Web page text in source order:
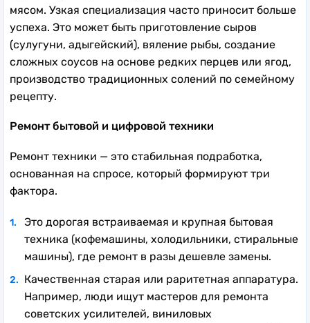
мясом. Узкая специализация часто приносит больше
успеха. Это может быть приготовление сыров
(сулугуни, адыгейский), вяление рыбы, создание
сложных соусов на основе редких перцев или ягод,
производство традиционных солений по семейному
рецепту.
Ремонт бытовой и цифровой техники
Ремонт техники — это стабильная подработка,
основанная на спросе, который формируют три
фактора.
Это дорогая встраиваемая и крупная бытовая
техника (кофемашины, холодильники, стиральные
машины), где ремонт в разы дешевле замены.
Качественная старая или раритетная аппаратура.
Например, люди ищут мастеров для ремонта
советских усилителей, виниловых